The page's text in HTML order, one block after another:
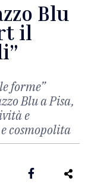
Blu
il
forme”
Blu a Pisa,
e
cosmopolita